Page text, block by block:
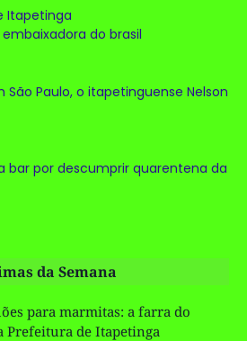
Itapetinga
do brasil
São Paulo, o itapetinguense Nelson
bar por descumprir quarentena da
da Semana
para marmitas: a farra do
Prefeitura de Itapetinga